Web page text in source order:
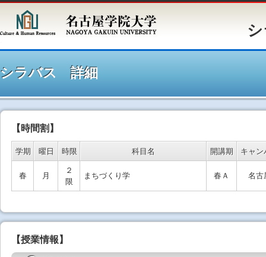
シラバ
シラバス 詳細
【時間割】
学期 曜日 時限 科目名 開講期 キャン
春 月
２
限
まちづくり学 春Ａ 名古
【授業情報】